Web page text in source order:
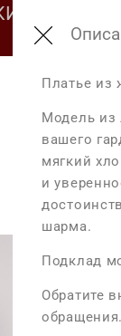
НА
XS
Обмеры
Размер XS
Длина
Подклад:
Уход за
- Бережная
- Не
-
-
Платье из
Модель из
вашего
мягкий
и
шарма.
Подклад
Обратите